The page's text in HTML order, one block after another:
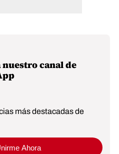
nuestro canal de
más destacadas de
Ahora